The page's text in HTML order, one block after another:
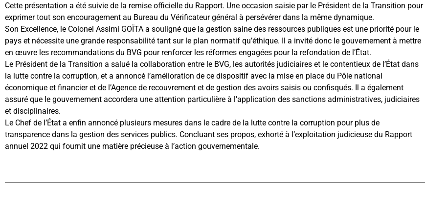
Cette présentation a été suivie de la remise officielle du Rapport. Une occasion saisie par le Président de la Transition pour
exprimer tout son encouragement au Bureau du Vérificateur général à persévérer dans la même dynamique.
Son Excellence, le Colonel Assimi GOÏTA a souligné que la gestion saine des ressources publiques est une priorité pour le
pays et nécessite une grande responsabilité tant sur le plan normatif qu’éthique. Il a invité donc le gouvernement à mettre
en œuvre les recommandations du BVG pour renforcer les réformes engagées pour la refondation de l’État.
Le Président de la Transition a salué la collaboration entre le BVG, les autorités judiciaires et le contentieux de l’État dans
la lutte contre la corruption, et a annoncé l’amélioration de ce dispositif avec la mise en place du Pôle national
économique et financier et de l’Agence de recouvrement et de gestion des avoirs saisis ou confisqués. Il a également
assuré que le gouvernement accordera une attention particulière à l’application des sanctions administratives, judiciaires
et disciplinaires.
Le Chef de l’État a enfin annoncé plusieurs mesures dans le cadre de la lutte contre la corruption pour plus de
transparence dans la gestion des services publics. Concluant ses propos, exhorté à l’exploitation judicieuse du Rapport
annuel 2022 qui fournit une matière précieuse à l’action gouvernementale.